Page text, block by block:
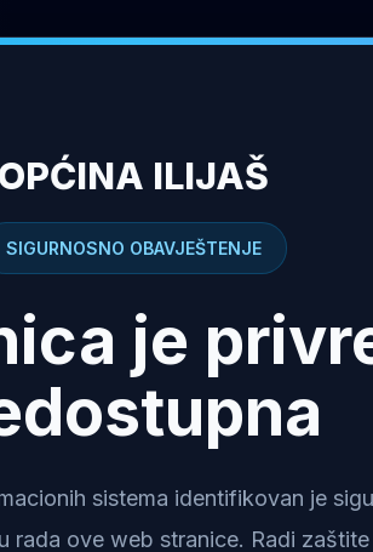
OPĆINA ILIJAŠ
SIGURNOSNO OBAVJEŠTENJE
je
sistema identifikovan je
rada ove web stranice. Radi